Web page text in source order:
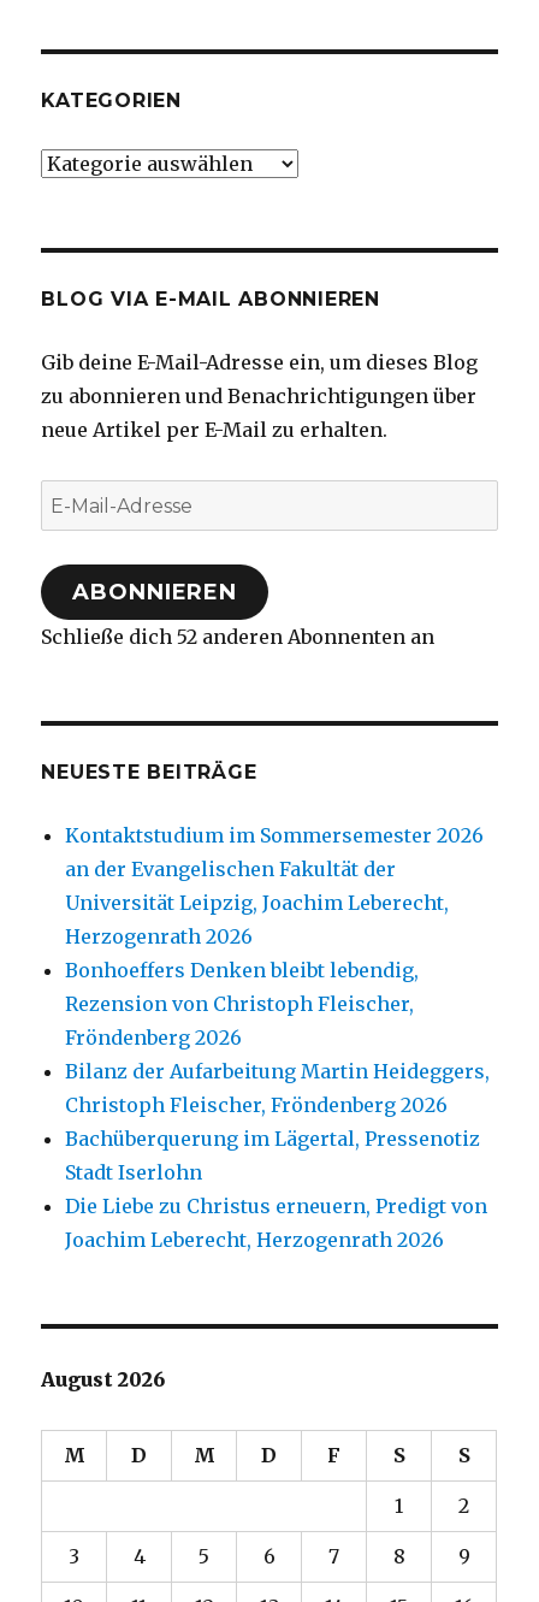
KATEGORIEN
Kategorien
BLOG VIA E-MAIL ABONNIEREN
Gib deine E-Mail-Adresse ein, um dieses Blog
zu abonnieren und Benachrichtigungen über
neue Artikel per E-Mail zu erhalten.
E-
Mail-
Adresse
ABONNIEREN
Schließe dich 52 anderen Abonnenten an
NEUESTE BEITRÄGE
Kontaktstudium im Sommersemester 2026
an der Evangelischen Fakultät der
Universität Leipzig, Joachim Leberecht,
Herzogenrath 2026
Bonhoeffers Denken bleibt lebendig,
Rezension von Christoph Fleischer,
Fröndenberg 2026
Bilanz der Aufarbeitung Martin Heideggers,
Christoph Fleischer, Fröndenberg 2026
Bachüberquerung im Lägertal, Pressenotiz
Stadt Iserlohn
Die Liebe zu Christus erneuern, Predigt von
Joachim Leberecht, Herzogenrath 2026
August 2026
M D M D F S S
1 2
3 4 5 6 7 8 9